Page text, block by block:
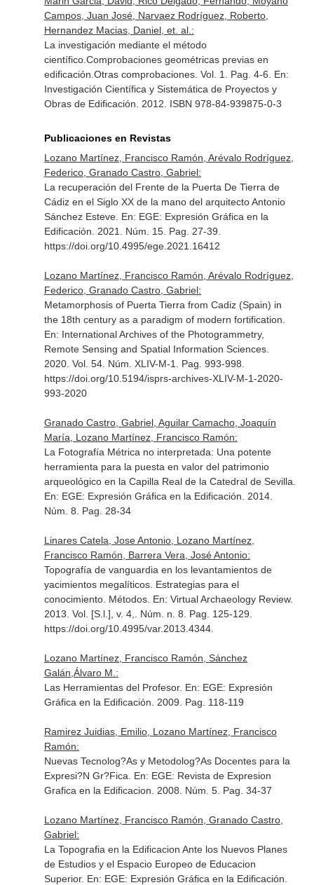
Campos, Juan José, Narvaez Rodríguez, Roberto,
Hernandez Macias, Daniel, et. al.:
La investigación mediante el método
científico.Comprobaciones geométricas previas en
edificación.Otras comprobaciones. Vol. 1. Pag. 4-6. En:
Investigación Científica y Sistemática de Proyectos y
Obras de Edificación . 2012. ISBN 978-84-939875-0-3
Publicaciones en Revistas
Lozano Martínez, Francisco Ramón, Arévalo Rodríguez,
Federico, Granado Castro, Gabriel:
La recuperación del Frente de la Puerta De Tierra de
Cádiz en el Siglo XX de la mano del arquitecto Antonio
Sánchez Esteve. En: EGE: Expresión Gráfica en la
Edificación . 2021. Núm. 15. Pag. 27-39.
https://doi.org/10.4995/ege.2021.16412
Lozano Martínez, Francisco Ramón, Arévalo Rodríguez,
Federico, Granado Castro, Gabriel:
Metamorphosis of Puerta Tierra from Cadiz (Spain) in
the 18th century as a paradigm of modern fortification.
En: International Archives of the Photogrammetry,
Remote Sensing and Spatial Information Sciences.
2020. Vol. 54. Núm. XLIV-M-1. Pag. 993-998.
https://doi.org/10.5194/isprs-archives-XLIV-M-1-2020-
993-2020
Granado Castro, Gabriel, Aguilar Camacho, Joaquín
María, Lozano Martínez, Francisco Ramón:
La Fotografía Métrica no interpretada: Una potente
herramienta para la puesta en valor del patrimonio
arqueológico en la Capilla Real de la Catedral de Sevilla.
En: EGE: Expresión Gráfica en la Edificación . 2014.
Núm. 8. Pag. 28-34
Linares Catela, Jose Antonio, Lozano Martínez,
Francisco Ramón, Barrera Vera, José Antonio:
Topografía de vanguardia en los levantamientos de
yacimientos megalíticos. Estrategias para el
conocimiento. Métodos. En: Virtual Archaeology Review.
2013. Vol. [S.l.], v. 4,. Núm. n. 8. Pag. 125-129.
https://doi.org/10.4995/var.2013.4344.
Lozano Martínez, Francisco Ramón, Sánchez
Galán,Álvaro M.:
Las Herramientas del Profesor. En: EGE: Expresión
Gráfica en la Edificación . 2009. Pag. 118-119
Ramirez Juidias, Emilio, Lozano Martínez, Francisco
Ramón:
Nuevas Tecnolog?As y Metodolog?As Docentes para la
Expresi?N Gr?Fica. En: EGE: Revista de Expresion
Grafica en la Edificacion . 2008. Núm. 5. Pag. 34-37
Lozano Martínez, Francisco Ramón, Granado Castro,
Gabriel:
La Topografia en la Edificacion Ante los Nuevos Planes
de Estudios y el Espacio Europeo de Educacion
Superior. En: EGE: Expresión Gráfica en la Edificación